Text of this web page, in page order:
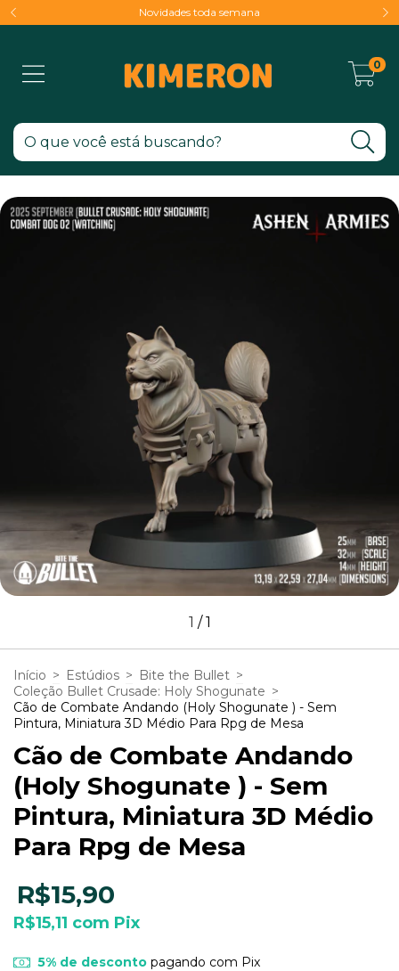
Novidades toda semana
0
1 /1
Início > Estúdios > Bite the Bullet >
Coleção Bullet Crusade: Holy Shogunate >
Cão de Combate Andando (Holy Shogunate ) - Sem
Pintura, Miniatura 3D Médio Para Rpg de Mesa
Cão de Combate Andando
(Holy Shogunate ) - Sem
Pintura, Miniatura 3D Médio
Para Rpg de Mesa
R$15,90
R$15,11 com Pix
5% de descontopagando com Pix